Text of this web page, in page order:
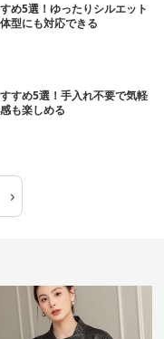
め5選！ゆったりシルエット
型にも対応できる
すめ5選！手入れ不要で気軽
も楽しめる
›